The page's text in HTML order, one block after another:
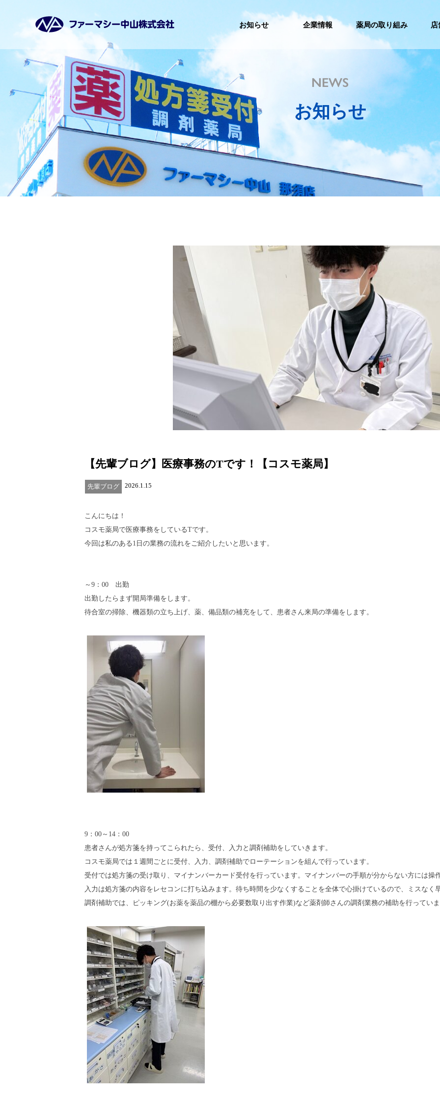
お知らせ 企業情報 薬局の取り組み
NEWS
お知らせ
【先輩ブログ】医療事務のTです！【コスモ薬局】
先輩ブログ 2026.1.15
こんにちは！
コスモ薬局で医療事務をしているTです。
今回は私のある1日の業務の流れをご紹介したいと思います。
～9：00 出勤
出勤したらまず開局準備をします。
待合室の掃除、機器類の立ち上げ、薬、備品類の補充をして、患者さん来局の準備をします。
9：00～14：00
患者さんが処方箋を持ってこられたら、受付、入力と調剤補助をしていきます。
コスモ薬局では１週間ごとに受付、入力、調剤補助でローテーションを組んで行っています。
受付では処方箋の受け取り、マイナンバーカード受付を行っています。マイナンバーの手順が分からない方には操
入力は処方箋の内容をレセコンに打ち込みます。待ち時間を少なくすることを全体で心掛けているので、ミスなく
調剤補助では、ピッキング(お薬を薬品の棚から必要数取り出す作業)など薬剤師さんの調剤業務の補助を行っていま